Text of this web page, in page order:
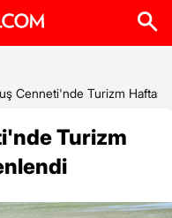
Cenneti'nde Turizm Haftası
Turizm